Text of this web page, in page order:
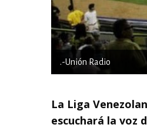
.-Unión Radio
La Liga
escuchará la voz